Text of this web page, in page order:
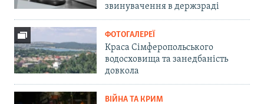
звинувачення в держзраді
ФОТОГАЛЕРЕЇ
Краса Сімферопольського
водосховища та занедбаність
довкола
ВІЙНА ТА КРИМ